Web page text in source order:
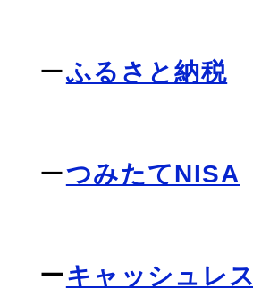
ーふるさと納税
ーつみたてNISA
ーキャッシュレス